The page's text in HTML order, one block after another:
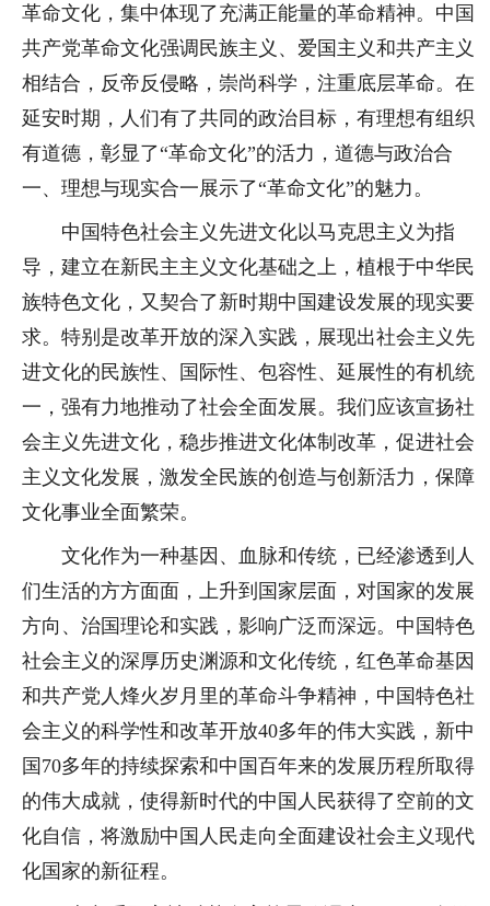
革命文化，集中体现了充满正能量的革命精神。中国
共产党革命文化强调民族主义、爱国主义和共产主义
相结合，反帝反侵略，崇尚科学，注重底层革命。在
延安时期，人们有了共同的政治目标，有理想有组织
有道德，彰显了“革命文化”的活力，道德与政治合
一、理想与现实合一展示了“革命文化”的魅力。
中国特色社会主义先进文化以马克思主义为指
导，建立在新民主主义文化基础之上，植根于中华民
族特色文化，又契合了新时期中国建设发展的现实要
求。特别是改革开放的深入实践，展现出社会主义先
进文化的民族性、国际性、包容性、延展性的有机统
一，强有力地推动了社会全面发展。我们应该宣扬社
会主义先进文化，稳步推进文化体制改革，促进社会
主义文化发展，激发全民族的创造与创新活力，保障
文化事业全面繁荣。
文化作为一种基因、血脉和传统，已经渗透到人
们生活的方方面面，上升到国家层面，对国家的发展
方向、治国理论和实践，影响广泛而深远。中国特色
社会主义的深厚历史渊源和文化传统，红色革命基因
和共产党人烽火岁月里的革命斗争精神，中国特色社
会主义的科学性和改革开放40多年的伟大实践，新中
国70多年的持续探索和中国百年来的发展历程所取得
的伟大成就，使得新时代的中国人民获得了空前的文
化自信，将激励中国人民走向全面建设社会主义现代
化国家的新征程。